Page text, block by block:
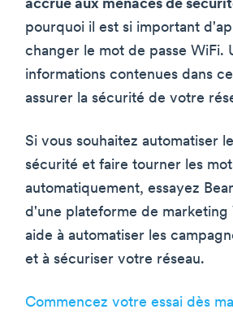
accrue aux menaces de
pourquoi il est si important
changer le mot de passe WiFi.
informations contenues dans
assurer la sécurité de votre
Si vous souhaitez automatiser
sécurité et faire tourner les
automatiquement, essayez
d'une plateforme de marketing
aide à automatiser les
et à sécuriser votre réseau.
Commencez votre essai dès